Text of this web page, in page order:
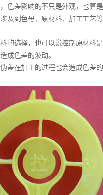
差影响的不只是外观，也算
及到色母，原材料，加工工艺
的选择，也可以说控制原材料
造成色差的波动。
在加工的过程也会造成色差